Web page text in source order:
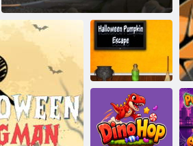
Kapa disks
Halovīni ķirbju
aizbēgšana